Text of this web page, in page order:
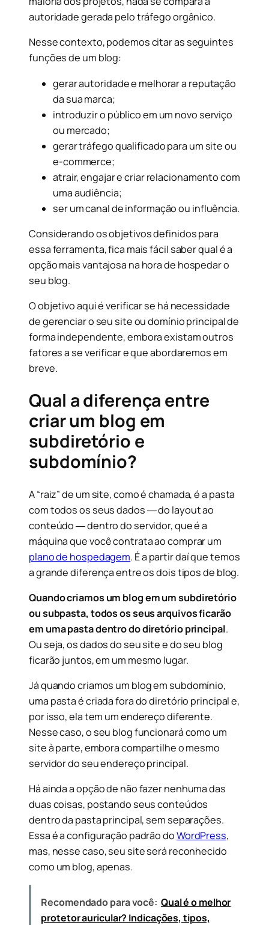
autoridade gerada pelo tráfego orgânico.
Nesse contexto, podemos citar as seguintes
funções de um blog:
gerar autoridade e melhorar a reputação
da sua marca;
introduzir o público em um novo serviço
ou mercado;
gerar tráfego qualificado para um site ou
e-commerce;
atrair, engajar e criar relacionamento com
uma audiência;
ser um canal de informação ou influência.
Considerando os objetivos definidos para
essa ferramenta, fica mais fácil saber qual é a
opção mais vantajosa na hora de hospedar o
seu blog.
O objetivo aqui é verificar se há necessidade
de gerenciar o seu site ou domínio principal de
forma independente, embora existam outros
fatores a se verificar e que abordaremos em
breve.
Qual a diferença entre
criar um blog em
subdiretório e
subdomínio?
A “raiz” de um site, como é chamada, é a pasta
com todos os seus dados ― do layout ao
conteúdo ― dentro do servidor, que é a
máquina que você contrata ao comprar um
plano de hospedagem. É a partir daí que temos
a grande diferença entre os dois tipos de blog.
Quando criamos um blog em um subdiretório
ou subpasta, todos os seus arquivos ficarão
em uma pasta dentro do diretório principal.
Ou seja, os dados do seu site e do seu blog
ficarão juntos, em um mesmo lugar.
Já quando criamos um blog em subdomínio,
uma pasta é criada fora do diretório principal e,
por isso, ela tem um endereço diferente.
Nesse caso, o seu blog funcionará como um
site à parte, embora compartilhe o mesmo
servidor do seu endereço principal.
Há ainda a opção de não fazer nenhuma das
duas coisas, postando seus conteúdos
dentro da pasta principal, sem separações.
Essa é a configuração padrão doWordPress,
mas, nesse caso, seu site será reconhecido
como um blog, apenas.
Recomendado para você: Qual é o melhor
protetor auricular? Indicações, tipos,